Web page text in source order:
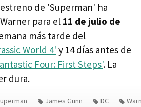
de 'Superman' ha
para el 11 de julio de
más tarde del
World 4' y 14 días antes de
Four: First Steps'. La
dura.
James Gunn DC